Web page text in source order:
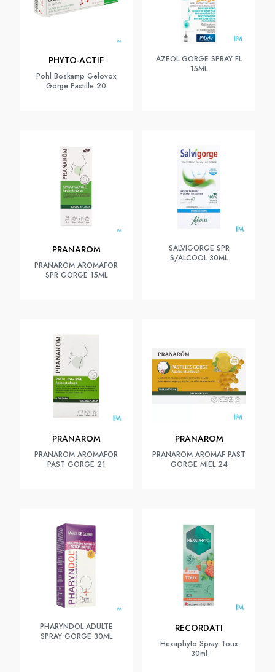
PHYTO-ACTIF
Pohl Boskamp Gelovox
Gorge Pastille 20
AZEOL GORGE SPRAY FL
15ML
PRANAROM
PRANAROM AROMAFOR
SPR GORGE 15ML
SALVIGORGE SPR
S/ALCOOL 30ML
PRANAROM
PRANAROM AROMAFOR
PAST GORGE 21
PRANAROM
PRANAROM AROMAF PAST
GORGE MIEL 24
PHARYNDOL ADULTE
SPRAY GORGE 30ML
RECORDATI
Hexaphyto Spray Toux
30ml